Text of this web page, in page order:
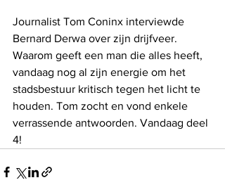
Journalist Tom Coninx interviewde
Bernard Derwa over zijn drijfveer.
Waarom geeft een man die alles heeft,
vandaag nog al zijn energie om het
stadsbestuur kritisch tegen het licht te
houden. Tom zocht en vond enkele
verrassende antwoorden. Vandaag deel
4!